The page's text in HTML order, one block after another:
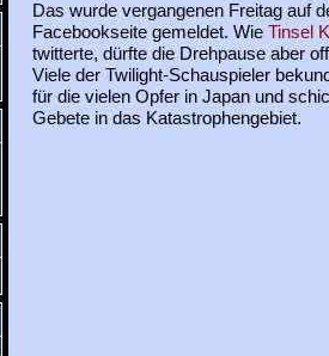
Das wurde vergangenen Freitag auf
Facebookseite gemeldet. Wie Tinsel
twitterte, dürfte die Drehpause aber
Viele der Twilight-Schauspieler
für die vielen Opfer in Japan und
Gebete in das Katastrophengebiet.